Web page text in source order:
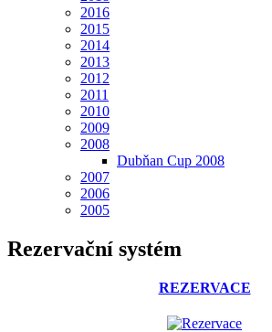
2016
2015
2014
2013
2012
2011
2010
2009
2008
Dubňan Cup 2008
2007
2006
2005
Rezervační systém
REZERVACE